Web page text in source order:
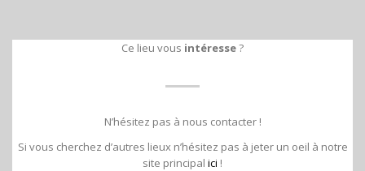
Ce lieu vous intéresse?
N’hésitez pas à nous contacter !
Si vous cherchez d’autres lieux n’hésitez pas à jeter un oeil à notre
site principal ici !